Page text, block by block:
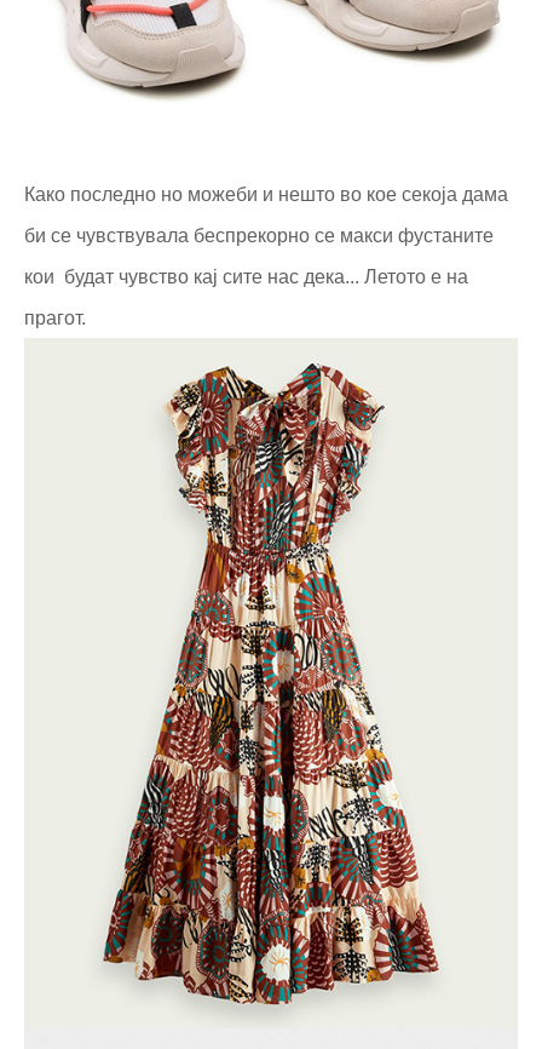
Како последно но можеби и нешто во кое секоја дама
би се чувствувала беспрекорно се макси фустаните
кои будат чувство кај сите нас дека... Летото е на
прагот.